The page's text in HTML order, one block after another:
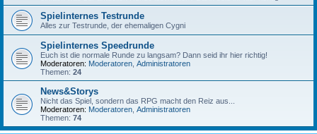
Spielinternes Testrunde
Alles zur Testrunde, der ehemaligen Cygni
Spielinternes Speedrunde
Euch ist die normale Runde zu langsam? Dann seid ihr hier richtig!
Moderatoren: Moderatoren Administratoren
Themen: 24
News&Storys
Nicht das Spiel, sondern das RPG macht den Reiz aus...
Moderatoren: Moderatoren Administratoren
Themen: 74